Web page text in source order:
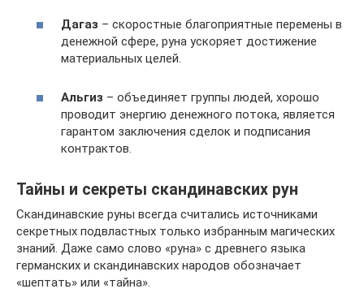
Дагаз – скоростные благоприятные перемены в
денежной сфере, руна ускоряет достижение
материальных целей.
Альгиз – объединяет группы людей, хорошо
проводит энергию денежного потока, является
гарантом заключения сделок и подписания
контрактов.
Тайны и секреты скандинавских рун
Скандинавские руны всегда считались источниками
секретных подвластных только избранным магических
знаний. Даже само слово «руна» с древнего языка
германских и скандинавских народов обозначает
«шептать» или «тайна».